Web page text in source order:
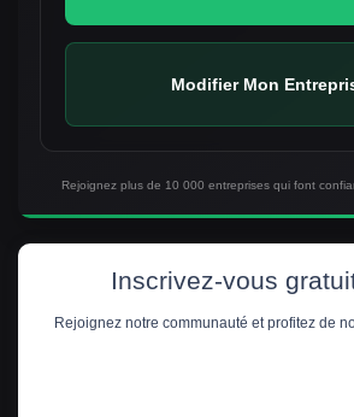
Modifier Mon
Rejoignez plus de 10 000 entreprises qui font
Inscrivez-vous
Rejoignez notre communauté et profitez de